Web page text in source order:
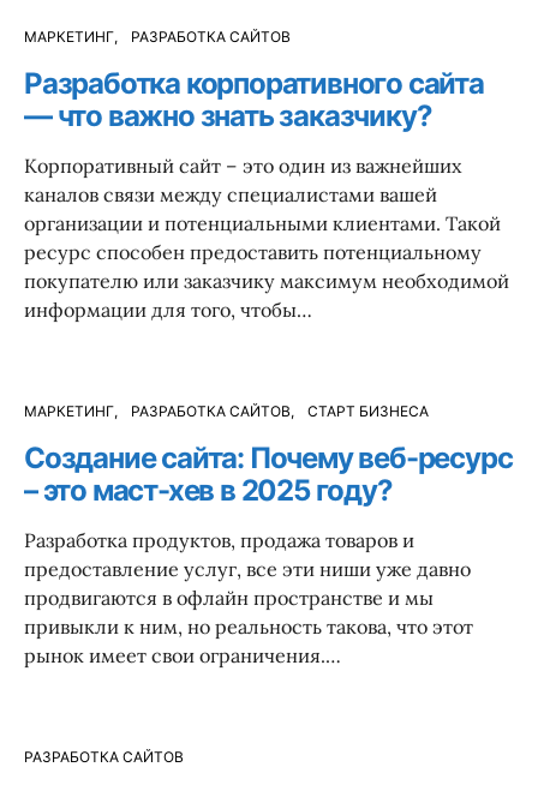
МАРКЕТИНГ РАЗРАБОТКА САЙТОВ
Разработка корпоративного сайта
— что важно знать заказчику?
Корпоративный сайт – это один из важнейших
каналов связи между специалистами вашей
организации и потенциальными клиентами. Такой
ресурс способен предоставить потенциальному
покупателю или заказчику максимум необходимой
информации для того, чтобы…
МАРКЕТИНГ РАЗРАБОТКА САЙТОВ СТАРТ БИЗНЕСА
Создание сайта: Почему веб-ресурс
– это маст-хев в 2025 году?
Разработка продуктов, продажа товаров и
предоставление услуг, все эти ниши уже давно
продвигаются в офлайн пространстве и мы
привыкли к ним, но реальность такова, что этот
рынок имеет свои ограничения.…
РАЗРАБОТКА САЙТОВ